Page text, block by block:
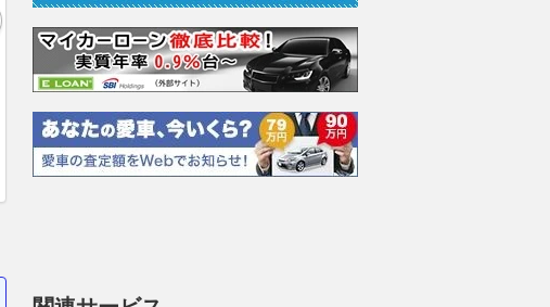
ロータス エヴォーラ
エヴォーラ
万円
ホンダ NSX 3.0
支払総額
898.0万円
ロールスロイス ゴース
ト ロールスロイス ゴ
ースト(第1世代 / RR4)
支払総額
905